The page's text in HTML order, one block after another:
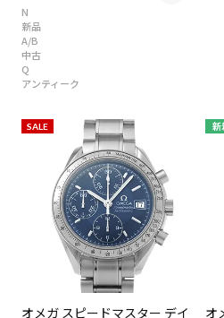
N
新品
A/B
中古
Q
アンティーク
SALE
オメガ スピードマスター デイ
新
オ